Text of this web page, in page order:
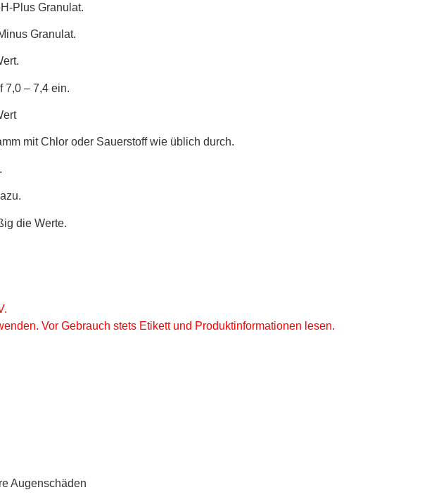
Plus Granulat.
Granulat.
7,0 – 7,4 ein.
mit Chlor oder Sauerstoff wie üblich durch.
die Werte.
Vor Gebrauch stets Etikett und Produktinformationen lesen.
Augenschäden